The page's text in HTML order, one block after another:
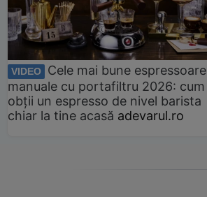
VIDEO
Cele mai bune espressoare
manuale cu portafiltru 2026: cum
obții un espresso de nivel barista
chiar la tine acasă adevarul.ro